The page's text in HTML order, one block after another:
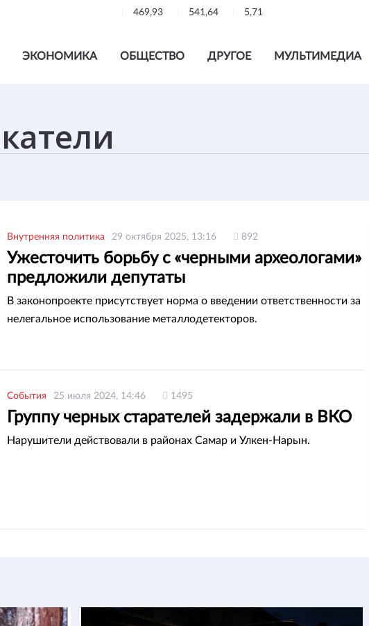
469,93 541,64 5,71
ЭКОНОМИКА ОБЩЕСТВО ДРУГОЕ МУЛЬТИМЕДИА
Внутренняя политика 29 октября 2025, 13:16 892
Ужесточить борьбу с «черными археологами»
предложили депутаты
В законопроекте присутствует норма о введении ответственности за
нелегальное использование металлодетекторов.
События 25 июля 2024, 14:46 1495
Группу черных старателей задержали в ВКО
Нарушители действовали в районах Самар и Улкен-Нарын.